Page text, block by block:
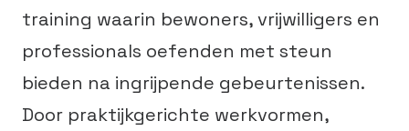
training waarin bewoners, vrijwilligers en
professionals oefenden met steun
bieden na ingrijpende gebeurtenissen.
Door praktijkgerichte werkvormen,